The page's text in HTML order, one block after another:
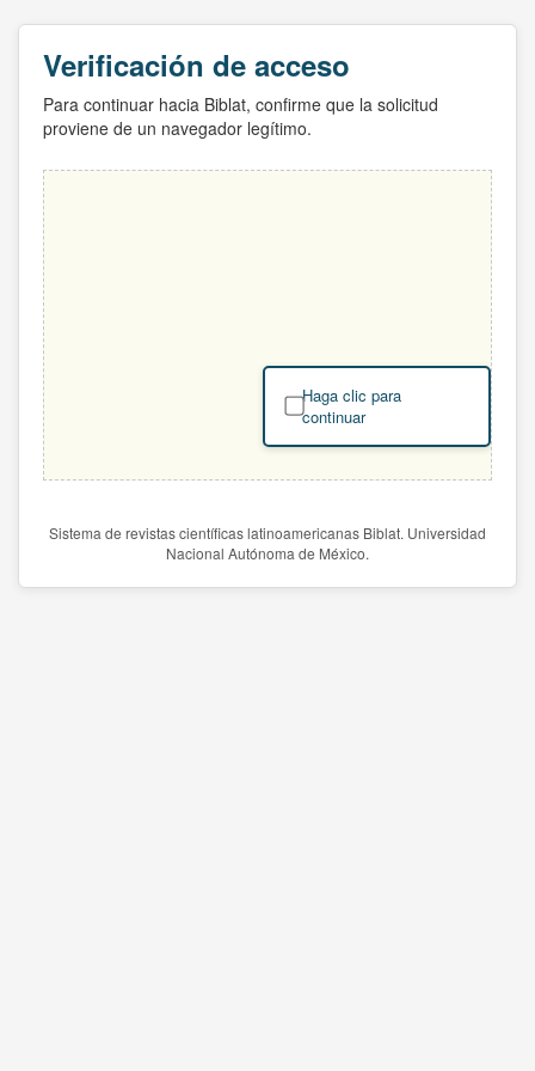
Verificación de acceso
Para continuar hacia Biblat, confirme que la solicitud
proviene de un navegador legítimo.
Haga clic para
continuar
Sistema de revistas científicas latinoamericanas Biblat. Universidad
Nacional Autónoma de México.